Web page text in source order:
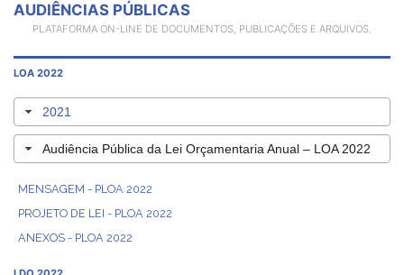
AUDIÊNCIAS PÚBLICAS
PLATAFORMA ON-LINE DE DOCUMENTOS, PUBLICAÇÕES E ARQUIVOS.
LOA 2022
2021
Audiência Pública da Lei Orçamentaria Anual – LOA 2022
MENSAGEM - PLOA 2022
PROJETO DE LEI - PLOA 2022
ANEXOS - PLOA 2022